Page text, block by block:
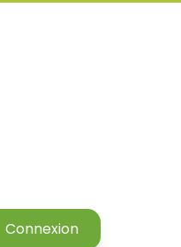
Connexion